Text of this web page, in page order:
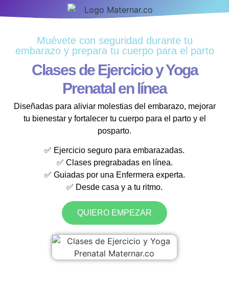
Muévete con seguridad durante tu
embarazo y prepara tu cuerpo para el parto
Clases de Ejercicio y Yoga
Prenatal en línea
Diseñadas para aliviar molestias del embarazo, mejorar
tu bienestar y fortalecer tu cuerpo para el parto y el
posparto.
✅ Ejercicio seguro para embarazadas.
✅ Clases pregrabadas en línea.
✅ Guiadas por una Enfermera experta.
✅ Desde casa y a tu ritmo.
QUIERO EMPEZAR